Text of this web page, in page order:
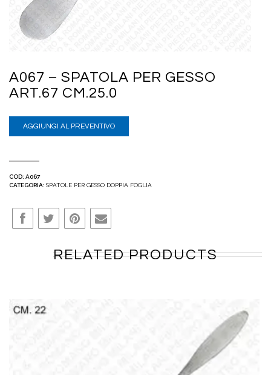
A067 – SPATOLA PER GESSO
ART.67 CM.25.0
AGGIUNGI AL PREVENTIVO
COD: A067
CATEGORIA: SPATOLE PER GESSO DOPPIA FOGLIA
RELATED PRODUCTS